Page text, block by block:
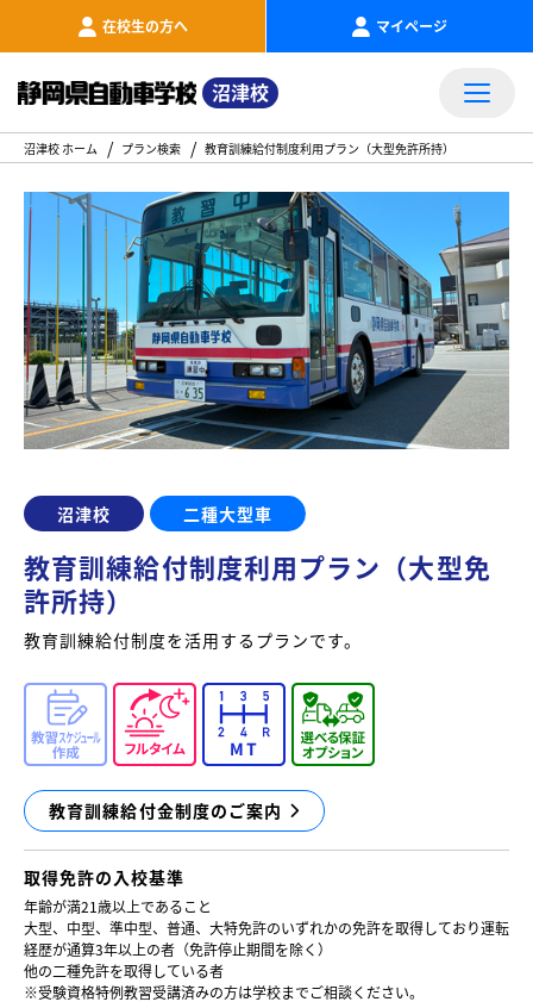
在校生の方へ マイページ
沼津校
沼津校 ホーム プラン検索 教育訓練給付制度利用プラン（大型免許所持）
沼津校 二種大型車
教育訓練給付制度利用プラン（大型免
許所持）
教育訓練給付制度を活用するプランです。
教育訓練給付金制度のご案内
取得免許の入校基準
年齢が満21歳以上であること
大型、中型、準中型、普通、大特免許のいずれかの免許を取得しており運転
経歴が通算3年以上の者（免許停止期間を除く）
他の二種免許を取得している者
※受験資格特例教習受講済みの方は学校までご相談ください。